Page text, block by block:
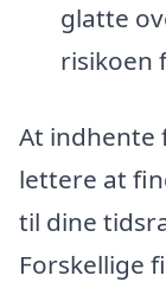
glatte
risikoen
At indhente
lettere at
til dine
Forskellige